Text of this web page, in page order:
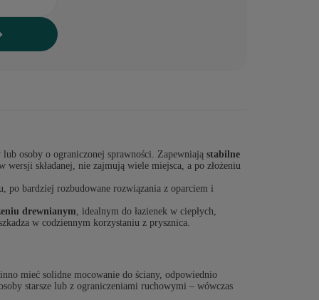
osoby o ograniczonej sprawności. Zapewniają stabilne
składanej, nie zajmują wiele miejsca, a po złożeniu
po bardziej rozbudowane rozwiązania z oparciem i
drewnianym, idealnym do łazienek w ciepłych,
w codziennym korzystaniu z prysznica.
mieć solidne mocowanie do ściany, odpowiednio
starsze lub z ograniczeniami ruchowymi – wówczas